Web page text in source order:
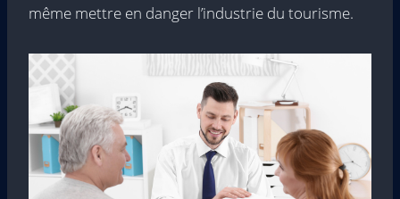
même mettre en danger l’industrie du tourisme.